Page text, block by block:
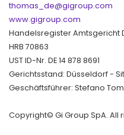
thomas_de@gigroup.com
www.gigroup.com
Handelsregister Amtsgericht
HRB 70863
UST ID-Nr. DE 14 878 8691
Gerichtsstand: Düsseldorf -
Geschäftsführer: Stefano
Copyright© Gi Group SpA. All